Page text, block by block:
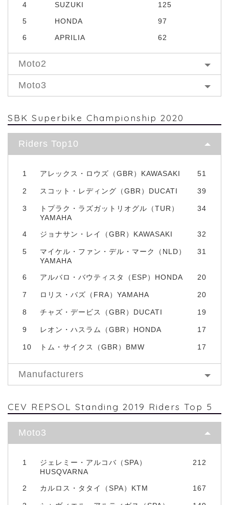
4
SUZUKI
125
5
HONDA
97
6
APRILIA 62
Moto2
Moto3
SBK Superbike Championship 2020
Riders Top10
1 アレックス・ロウズ（GBR）KAWASAKI 51
2 スコット・レディング（GBR）DUCATI 39
3
トプラク・ラズガットリオグル（TUR）
YAMAHA
34
4 ジョナサン・レイ（GBR）KAWASAKI 32
5
マイケル・ファン・デル・マーク（NLD）
YAMAHA
31
6 アルバロ・バウティスタ（ESP）HONDA 20
7 ロリス・バズ（FRA）YAMAHA 20
8 チャズ・デービス（GBR）DUCATI 19
9 レオン・ハスラム（GBR）HONDA 17
10 トム・サイクス（GBR）BMW 17
Manufacturers
CEV REPSOL Standing 2019 Riders Top 5
Moto3
1
ジェレミー・アルコバ（SPA）
HUSQVARNA
212
2 カルロス・タタイ（SPA）KTM 167